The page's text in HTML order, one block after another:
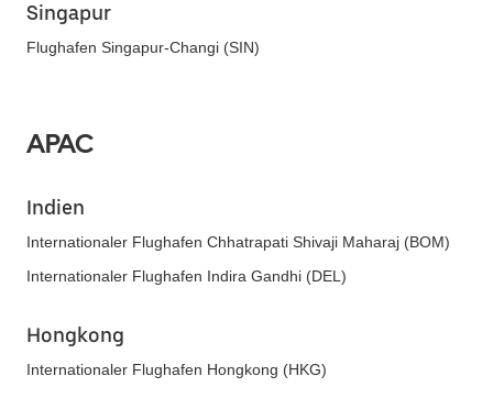
Singapur
Flughafen Singapur-Changi (SIN)
APAC
Indien
Internationaler Flughafen Chhatrapati Shivaji Maharaj (BOM)
Internationaler Flughafen Indira Gandhi (DEL)
Hongkong
Internationaler Flughafen Hongkong (HKG)